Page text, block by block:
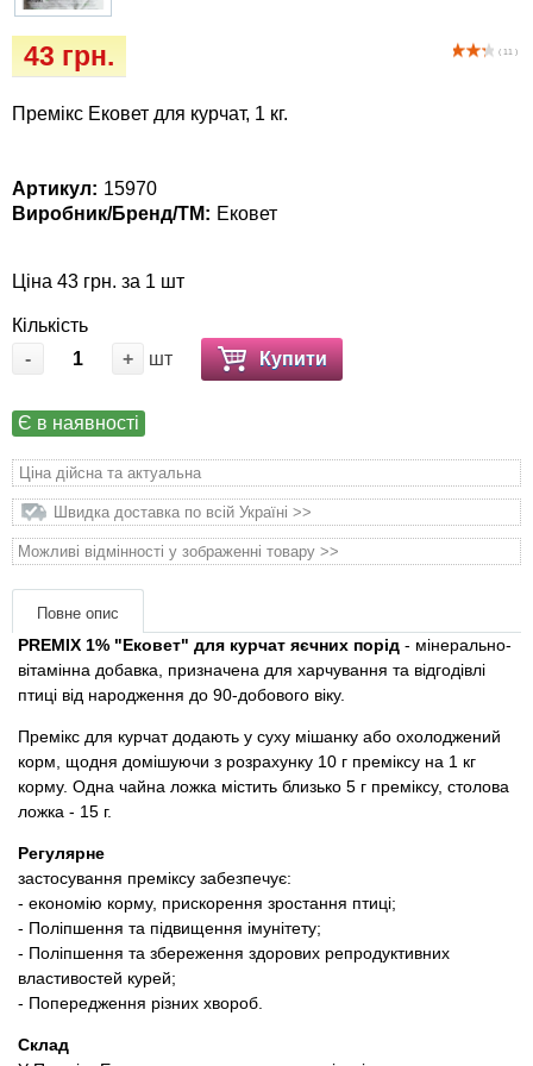
( 11 )
43 грн.
Премікс Ековет для курчат, 1 кг.
Артикул: 15970
Виробник/Бренд/ТМ: Ековет
Ціна 43 грн. за 1 шт
Кількість
-
+ шт Купити
Є в наявності
Ціна дійсна та актуальна
Швидка доставка по всій Україні >>
Можливі відмінності у зображенні товару >>
Повне опис
PREMIX 1% "Ековет" для курчат яєчних порід - мінерально-
вітамінна добавка, призначена для харчування та відгодівлі
птиці від народження до 90-добового віку.
Премікс для курчат додають у суху мішанку або охолоджений
корм, щодня домішуючи з розрахунку 10 г преміксу на 1 кг
корму. Одна чайна ложка містить близько 5 г преміксу, столова
ложка - 15 г.
Регулярне
застосування преміксу забезпечує:
- економію корму, прискорення зростання птиці;
- Поліпшення та підвищення імунітету;
- Поліпшення та збереження здорових репродуктивних
властивостей курей;
- Попередження різних хвороб.
Склад
Ласощі та корма
собак
Лежаки, будиночки, охолоджуючи
Миски, автогодівниці, поїлки
Одяг та взуття
Перенесення, сумки, клітини
матеріали
Подарункові сертифікати
Товари для голубів
Товари для гризунів
Товари для коней
Хозряд - господарчі товари оптом
Популярні зоотоварі
Архів / Знято з виробництва